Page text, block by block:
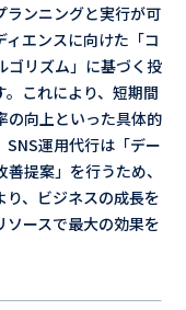
ランニングと実行が可
エンスに向けた「コ
ゴリズム」に基づく投
これにより、短期間
の向上といった具体的
SNS運用代行は「デー
提案」を行うため、
、ビジネスの成長を
ースで最大の効果を